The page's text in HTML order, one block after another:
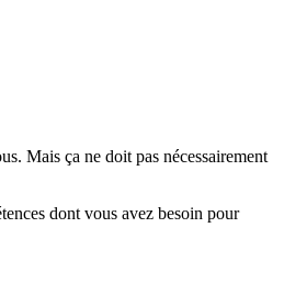
Mais ça ne doit pas nécessairement
dont vous avez besoin pour